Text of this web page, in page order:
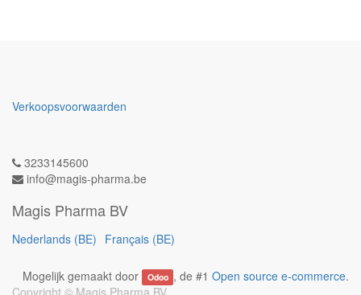
Verkoopsvoorwaarden
3233145600
info@magis-pharma.be
Magis Pharma BV
Nederlands (BE) Français (BE)
Mogelijk gemaakt door Odoo , de #1 Open source e-commerce.
Copyright © Magis Pharma BV